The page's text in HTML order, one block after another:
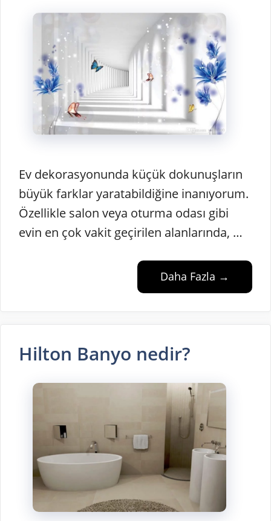
Ev dekorasyonunda küçük dokunuşların
büyük farklar yaratabildiğine inanıyorum.
Özellikle salon veya oturma odası gibi
evin en çok vakit geçirilen alanlarında, …
Daha Fazla →
Hilton Banyo nedir?